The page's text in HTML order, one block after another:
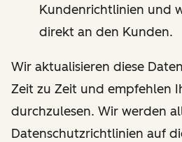
Kundenrichtlinien und
direkt an den Kunden.
Wir aktualisieren diese
Zeit zu Zeit und empfehlen
durchzulesen. Wir werden
Datenschutzrichtlinien auf